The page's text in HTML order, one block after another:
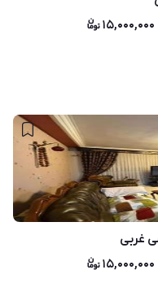
۱۵,۰۰۰,۰۰۰
۱۵,۰۰۰,۰۰۰